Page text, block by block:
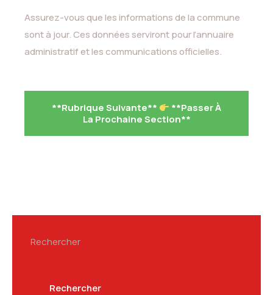
Assurez-vous que les informations de la commune
sont à jour. Ces données serviront pour l’annuaire
administratif et les communications officielles.
**Rubrique Suivante**
**Passer À
La Prochaine Section**
Rechercher
Rechercher